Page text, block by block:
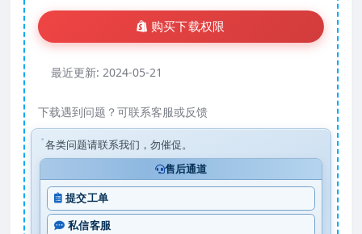
购买下载权限
最近更新: 2024-05-21
下载遇到问题？可联系客服或反馈
各类问题请联系我们，勿催促。
售后通道
提交工单
私信客服